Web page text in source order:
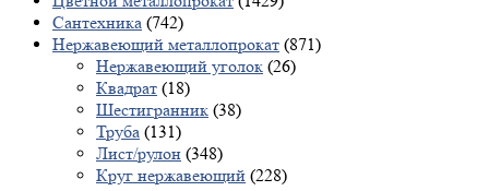
Сантехника (742)
Нержавеющий металлопрокат (871)
Нержавеющий уголок (26)
Квадрат (18)
Шестигранник (38)
Труба (131)
Лист/рулон (348)
Круг нержавеющий (228)